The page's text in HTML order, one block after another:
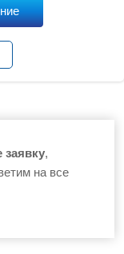
заявку,
на все